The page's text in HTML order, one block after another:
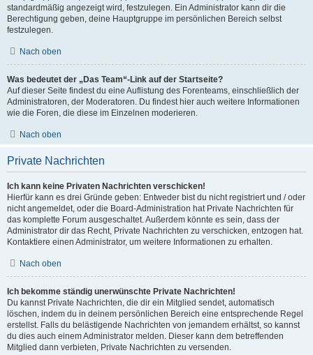
standardmäßig angezeigt wird, festzulegen. Ein Administrator kann dir die
Berechtigung geben, deine Hauptgruppe im persönlichen Bereich selbst
festzulegen.
Nach oben
Was bedeutet der „Das Team“-Link auf der Startseite?
Auf dieser Seite findest du eine Auflistung des Forenteams, einschließlich der
Administratoren, der Moderatoren. Du findest hier auch weitere Informationen
wie die Foren, die diese im Einzelnen moderieren.
Nach oben
Private Nachrichten
Ich kann keine Privaten Nachrichten verschicken!
Hierfür kann es drei Gründe geben: Entweder bist du nicht registriert und / oder
nicht angemeldet, oder die Board-Administration hat Private Nachrichten für
das komplette Forum ausgeschaltet. Außerdem könnte es sein, dass der
Administrator dir das Recht, Private Nachrichten zu verschicken, entzogen hat.
Kontaktiere einen Administrator, um weitere Informationen zu erhalten.
Nach oben
Ich bekomme ständig unerwünschte Private Nachrichten!
Du kannst Private Nachrichten, die dir ein Mitglied sendet, automatisch
löschen, indem du in deinem persönlichen Bereich eine entsprechende Regel
erstellst. Falls du belästigende Nachrichten von jemandem erhältst, so kannst
du dies auch einem Administrator melden. Dieser kann dem betreffenden
Mitglied dann verbieten, Private Nachrichten zu versenden.